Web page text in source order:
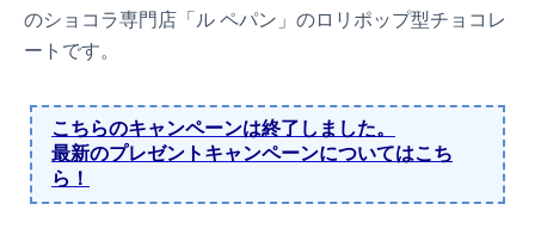
のショコラ専門店「ル ペパン」のロリポップ型チョコレ
ートです。
こちらのキャンペーンは終了しました。
最新のプレゼントキャンペーンについてはこち
ら！